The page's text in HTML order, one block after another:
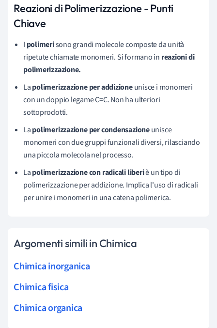
Reazioni di Polimerizzazione - Punti
Chiave
I polimerisono grandi molecole composte da unità
ripetute chiamate monomeri. Si formano in reazioni di
polimerizzazione.
Lapolimerizzazione per addizioneunisce i monomeri
con un doppio legame C=C. Non ha ulteriori
sottoprodotti.
Lapolimerizzazione per condensazioneunisce
monomeri con due gruppi funzionali diversi, rilasciando
una piccola molecola nel processo.
Lapolimerizzazione con radicali liberiè un tipo di
polimerizzazione per addizione. Implica l'uso di radicali
per unire i monomeri in una catena polimerica.
Argomenti simili in Chimica
Chimica inorganica
Chimica fisica
Chimica organica